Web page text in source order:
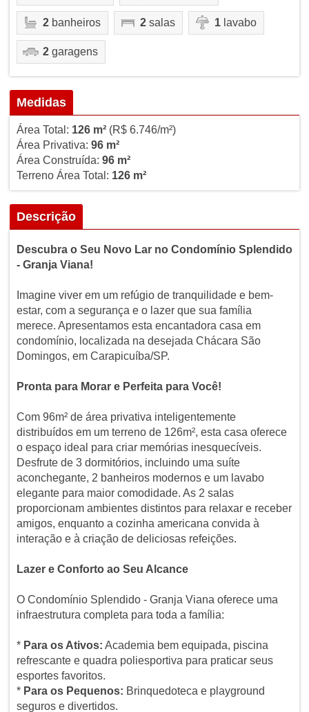
2banheiros 2salas 1lavabo
2garagens
Medidas
Área Total: 126 m²(R$ 6.746/m²)
Área Privativa: 96 m²
Área Construída: 96 m²
Terreno Área Total: 126 m²
Descrição
Descubra o Seu Novo Lar no Condomínio Splendido
- Granja Viana!
Imagine viver em um refúgio de tranquilidade e bem-
estar, com a segurança e o lazer que sua família
merece. Apresentamos esta encantadora casa em
condomínio, localizada na desejada Chácara São
Domingos, em Carapicuíba/SP.
Pronta para Morar e Perfeita para Você!
Com 96m² de área privativa inteligentemente
distribuídos em um terreno de 126m², esta casa oferece
o espaço ideal para criar memórias inesquecíveis.
Desfrute de 3 dormitórios, incluindo uma suíte
aconchegante, 2 banheiros modernos e um lavabo
elegante para maior comodidade. As 2 salas
proporcionam ambientes distintos para relaxar e receber
amigos, enquanto a cozinha americana convida à
interação e à criação de deliciosas refeições.
Lazer e Conforto ao Seu Alcance
O Condomínio Splendido - Granja Viana oferece uma
infraestrutura completa para toda a família:
* Para os Ativos: Academia bem equipada, piscina
refrescante e quadra poliesportiva para praticar seus
esportes favoritos.
* Para os Pequenos: Brinquedoteca e playground
seguros e divertidos.